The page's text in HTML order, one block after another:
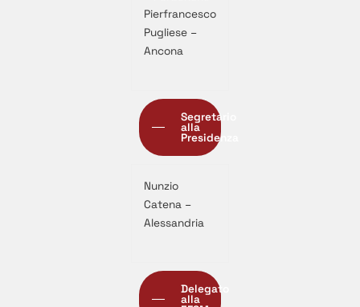
Pierfrancesco
Pugliese –
Ancona
Segretario
alla
Presidenza
Nunzio
Catena –
Alessandria
Delegato
alla